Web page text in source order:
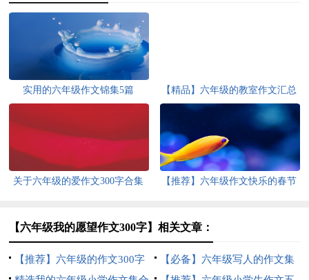
实用的六年级作文锦集5篇
【精品】六年级的教室作文汇总
关于六年级的爱作文300字合集
【推荐】六年级作文快乐的春节
【六年级我的愿望作文300字】相关文章：
【推荐】六年级的作文300字
【必备】六年级写人的作文集